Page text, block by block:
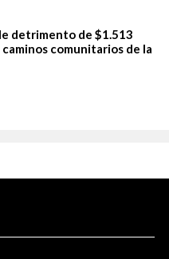
detrimento de $1.513
comunitarios de la